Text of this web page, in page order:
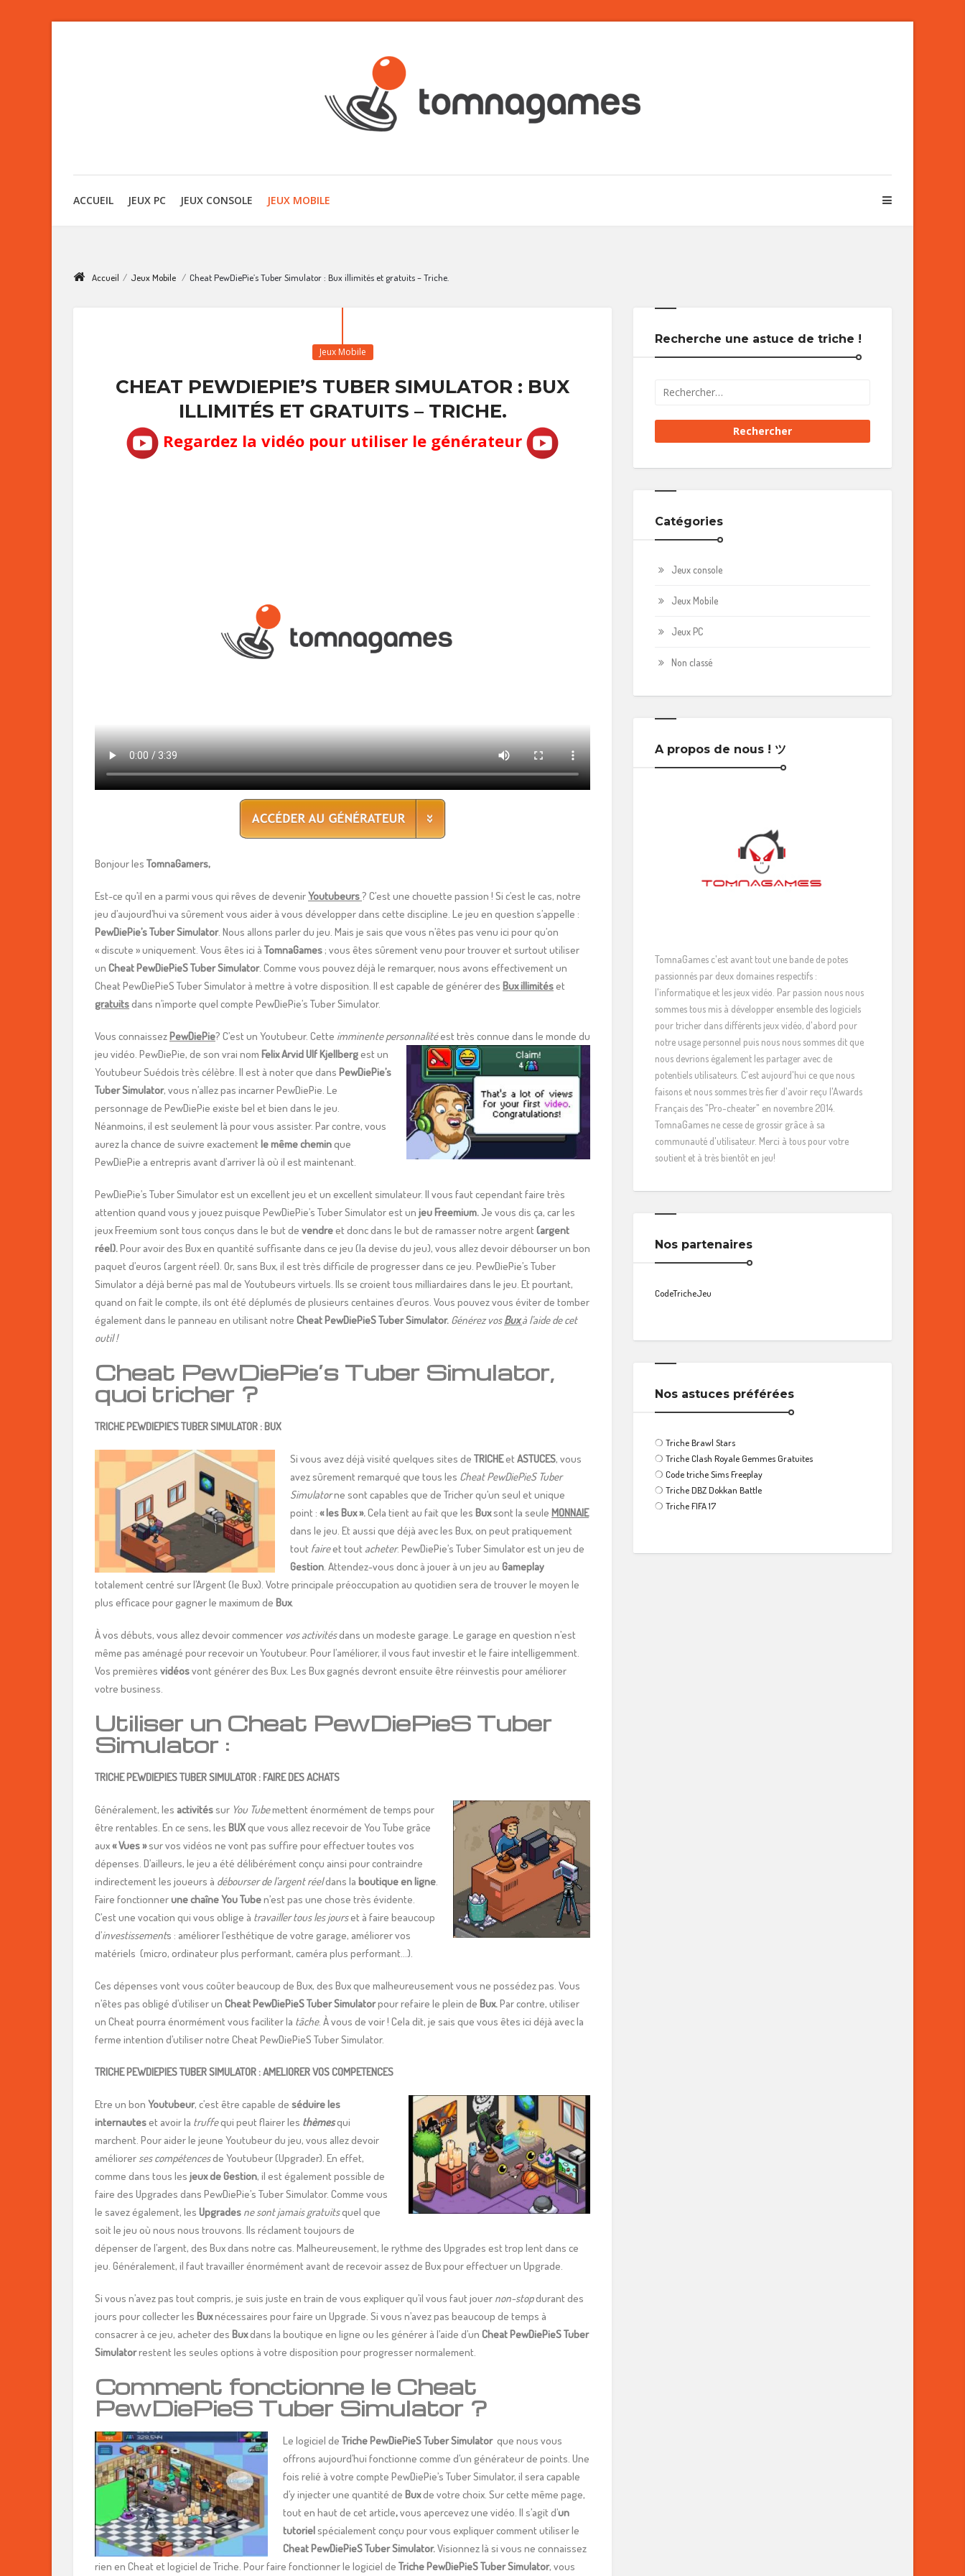
ACCUEIL JEUX PC JEUX CONSOLE JEUX MOBILE
Accueil / Jeux Mobile / Cheat PewDiePie’s Tuber Simulator : Bux illimités et gratuits – Triche.
Jeux Mobile
CHEAT PEWDIEPIE’S TUBER SIMULATOR : BUX
ILLIMITÉS ET GRATUITS – TRICHE.
Regardez la vidéo pour utiliser le générateur
Bonjour les TomnaGamers,
Est-ce qu’il en a parmi vous qui rêves de devenirYoutubeurs? C’est une chouette passion ! Si c’est le cas, notre
jeu d’aujourd’hui va sûrement vous aider à vous développer dans cette discipline. Le jeu en question s’appelle :
PewDiePie’s Tuber Simulator. Nous allons parler du jeu. Mais je sais que vous n’êtes pas venu ici pour qu’on
« discute » uniquement. Vous êtes ici à TomnaGames ; vous êtes sûrement venu pour trouver et surtout utiliser
un Cheat PewDiePieS Tuber Simulator. Comme vous pouvez déjà le remarquer, nous avons effectivement un
Cheat PewDiePieS Tuber Simulator à mettre à votre disposition. Il est capable de générer des Bux illimitéset
gratuitsdans n’importe quel compte PewDiePie’s Tuber Simulator.
Vous connaissezPewDiePie? C’est un Youtubeur. Cette imminente personnalitéest très connue dans le monde du
jeu vidéo. PewDiePie, de son vrai nom Felix Arvid Ulf Kjellbergest un
Youtubeur Suédois très célèbre. ll est à noter que dans PewDiePie’s
Tuber Simulator, vous n’allez pas incarner PewDiePie. Le
personnage de PewDiePie existe bel et bien dans le jeu.
Néanmoins, il est seulement là pour vous assister. Par contre, vous
aurez la chance de suivre exactementle même cheminque
PewDiePie a entrepris avant d’arriver là où il est maintenant.
PewDiePie’s Tuber Simulator est un excellent jeu et un excellent simulateur. Il vous faut cependant faire très
attention quand vous y jouez puisque PewDiePie’s Tuber Simulator est un jeu Freemium.Je vous dis ça, car les
jeux Freemium sont tous conçus dans le but de vendreet donc dans le but de ramasser notre argent(argent
réel).Pour avoir des Bux en quantité suffisante dans ce jeu (la devise du jeu), vous allez devoir débourser un bon
paquet d’euros (argent réel). Or, sans Bux, il est très difficile de progresser dans ce jeu. PewDiePie’s Tuber
Simulator a déjà berné pas mal de Youtubeurs virtuels. Ils se croient tous milliardaires dans le jeu. Et pourtant,
quand on fait le compte, ils ont été déplumés de plusieurs centaines d’euros. Vous pouvez vous éviter de tomber
également dans le panneau en utilisant notre Cheat PewDiePieS Tuber Simulator. Générez vosBuxà l’aide de cet
outil !
Cheat PewDiePie’s Tuber Simulator,
quoi tricher ?
TRICHE PEWDIEPIE’S TUBER SIMULATOR : BUX
Si vous avez déjà visité quelques sites de TRICHEetASTUCES, vous
avez sûrement remarqué que tous les Cheat PewDiePieS Tuber
Simulatorne sont capables que de Tricher qu’un seul et unique
point : « les Bux ».Cela tient au fait que les Buxsont la seule MONNAIE
dans le jeu. Et aussi que déjà avec les Bux, on peut pratiquement
tout faireet tout acheter. PewDiePie’s Tuber Simulator est un jeu de
Gestion. Attendez-vous donc à jouer à un jeu au Gameplay
totalement centré sur l’Argent (le Bux). Votre principale préoccupation au quotidien sera de trouver le moyen le
plus efficace pour gagner le maximum de Bux.
À vos débuts, vous allez devoir commencer vos activitésdans un modeste garage. Le garage en question n’est
même pas aménagé pour recevoir un Youtubeur. Pour l’améliorer, il vous faut investir et le faire intelligemment.
Vos premières vidéosvont générer des Bux. Les Bux gagnés devront ensuite être réinvestis pour améliorer
votre business.
Utiliser un Cheat PewDiePieS Tuber
Simulator :
TRICHE PEWDIEPIES TUBER SIMULATOR : FAIRE DES ACHATS
Généralement, les activitéssur You Tubemettent énormément de temps pour
être rentables. En ce sens, les BUXque vous allez recevoir de You Tube grâce
aux« Vues »sur vos vidéos ne vont pas suffire pour effectuer toutes vos
dépenses. D’ailleurs, le jeu a été délibérément conçu ainsi pour contraindre
indirectement les joueurs à débourser de l’argent réeldans la boutique en ligne.
Faire fonctionnerune chaîne You Tuben’est pas une chose très évidente.
C’est une vocation qui vous oblige à travailler tous les jourset à faire beaucoup
d’investissements : améliorer l’esthétique de votre garage, améliorer vos
matériels (micro, ordinateur plus performant, caméra plus performant…).
Ces dépenses vont vous coûter beaucoup de Bux, des Bux que malheureusement vous ne possédez pas. Vous
n’êtes pas obligé d’utiliser un Cheat PewDiePieS Tuber Simulatorpour refaire le plein de Bux.Par contre, utiliser
un Cheat pourra énormément vous faciliter la tâche. À vous de voir ! Cela dit, je sais que vous êtes ici déjà avec la
ferme intention d’utiliser notre Cheat PewDiePieS Tuber Simulator.
TRICHE PEWDIEPIES TUBER SIMULATOR : AMELIORER VOS COMPETENCES
Etre un bon Youtubeur, c’est être capable de séduire les
internauteset avoir la truffequi peut flairer les thèmesqui
marchent. Pour aider le jeune Youtubeur du jeu, vous allez devoir
améliorer ses compétencesde Youtubeur (Upgrader). En effet,
comme dans tous les jeux de Gestion, il est également possible de
faire des Upgrades dans PewDiePie’s Tuber Simulator. Comme vous
le savez également, les Upgrades ne sont jamais gratuitsquel que
soit le jeu où nous nous trouvons. Ils réclament toujours de
dépenser de l’argent, des Bux dans notre cas. Malheureusement, le rythme des Upgrades est trop lent dans ce
jeu. Généralement, il faut travailler énormément avant de recevoir assez de Bux pour effectuer un Upgrade.
Si vous n’avez pas tout compris, je suis juste en train de vous expliquer qu’il vous faut jouer non-stopdurant des
jours pour collecter les Buxnécessaires pour faire un Upgrade. Si vous n’avez pas beaucoup de temps à
consacrer à ce jeu, acheter des Buxdans la boutique en ligne ou les générer à l’aide d’un Cheat PewDiePieS Tuber
Simulatorrestent les seules options à votre disposition pour progresser normalement.
Comment fonctionne le Cheat
PewDiePieS Tuber Simulator ?
Le logiciel de Triche PewDiePieS Tuber Simulatorque nous vous
offrons aujourd’hui fonctionne comme d’un générateur de points. Une
fois relié à votre compte PewDiePie’s Tuber Simulator, il sera capable
d’y injecter une quantité de Buxde votre choix. Sur cette même page,
tout en haut de cet article,vous apercevez une vidéo. Il s’agit d’un
tutorielspécialement conçu pour vous expliquer comment utiliser le
Cheat PewDiePieS Tuber Simulator.Visionnez là si vous ne connaissez
rien en Cheat et logiciel de Triche. Pour faire fonctionner le logiciel de Triche PewDiePieS Tuber Simulator, vous
Recherche une astuce de triche !
Catégories
Jeux console
Jeux Mobile
Jeux PC
Non classé
A propos de nous ! ツ
TomnaGames c'est avant tout une bande de potes
passionnés par deux domaines respectifs :
l'informatique et les jeux vidéo. Par passion nous nous
sommes tous mis à développer ensemble des logiciels
pour tricher dans différents jeux vidéo, d'abord pour
notre usage personnel puis nous nous sommes dit que
nous devrions également les partager avec de
potentiels utilisateurs. C'est aujourd'hui ce que nous
faisons et nous sommes très fier d'avoir reçu l'Awards
Français des "Pro-cheater" en novembre 2014.
TomnaGames ne cesse de grossir grâce à sa
communauté d'utilisateur. Merci à tous pour votre
soutient et à très bientôt en jeu!
Nos partenaires
CodeTricheJeu
Nos astuces préférées
❍ Triche Brawl Stars
❍ Triche Clash Royale Gemmes Gratuites
❍ Code triche Sims Freeplay
❍ Triche DBZ Dokkan Battle
❍ Triche FIFA 17